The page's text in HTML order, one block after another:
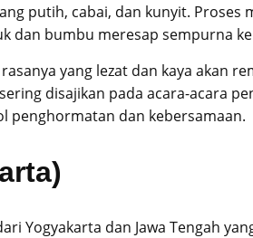
putih, cabai, dan kunyit. Proses
dan bumbu meresap sempurna
yang lezat dan kaya akan
disajikan pada acara-acara
penghormatan dan kebersamaan.
Yogyakarta dan Jawa Tengah